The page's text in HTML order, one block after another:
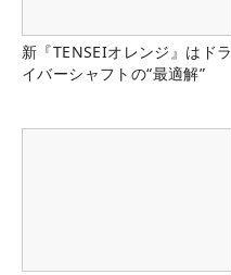
新『TENSEIオレンジ』はドラ
イバーシャフトの“最適解”